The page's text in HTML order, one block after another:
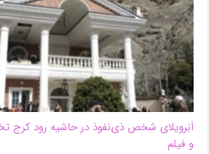
اَبَر‌ویلای شخص ذی‌نفوذ در حاشیه‌ رود کرج
و فیلم